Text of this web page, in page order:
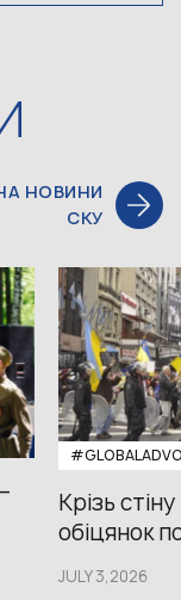
НОВИНИ
СКУ
Крізь
обіцянок
JULY 3,2026